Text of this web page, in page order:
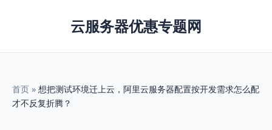
云服务器优惠专题网
首页 » 想把测试环境迁上云，阿里云服务器配置按开发需求怎么配
才不反复折腾？